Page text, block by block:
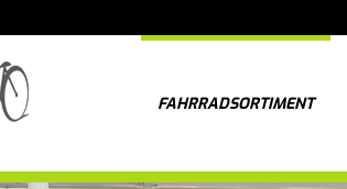
FAHRRADSORTIMENT